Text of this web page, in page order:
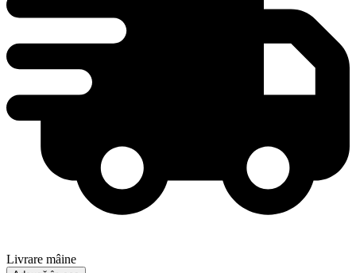
Livrare mâine